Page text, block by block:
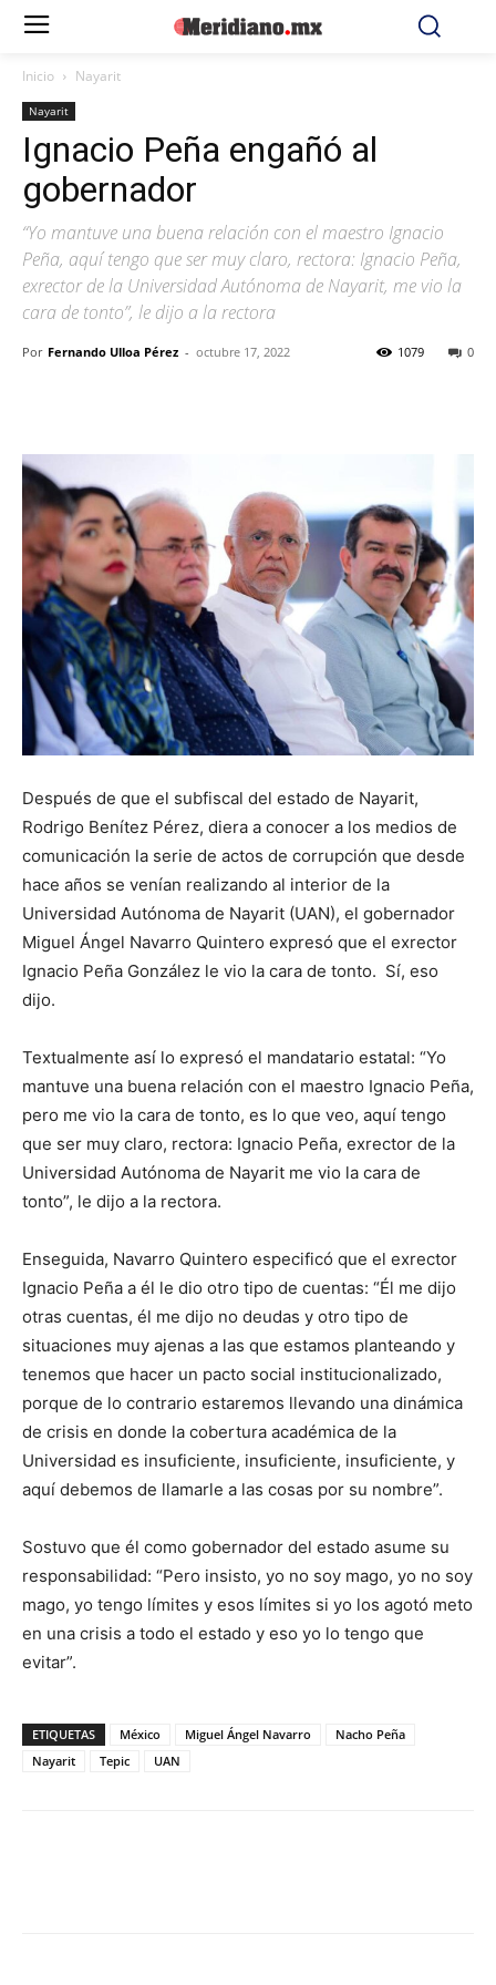
Inicio Nayarit
Nayarit
Ignacio Peña engañó al
gobernador
“Yo mantuve una buena relación con el maestro Ignacio
Peña, aquí tengo que ser muy claro, rectora: Ignacio Peña,
exrector de la Universidad Autónoma de Nayarit, me vio la
cara de tonto”, le dijo a la rectora
Por Fernando Ulloa Pérez - octubre 17, 2022 0
1079
Después de que el subfiscal del estado de Nayarit,
Rodrigo Benítez Pérez, diera a conocer a los medios de
comunicación la serie de actos de corrupción que desde
hace años se venían realizando al interior de la
Universidad Autónoma de Nayarit (UAN), el gobernador
Miguel Ángel Navarro Quintero expresó que el exrector
Ignacio Peña González le vio la cara de tonto. Sí, eso
dijo.
Textualmente así lo expresó el mandatario estatal: “Yo
mantuve una buena relación con el maestro Ignacio Peña,
pero me vio la cara de tonto, es lo que veo, aquí tengo
que ser muy claro, rectora: Ignacio Peña, exrector de la
Universidad Autónoma de Nayarit me vio la cara de
tonto”, le dijo a la rectora.
Enseguida, Navarro Quintero especificó que el exrector
Ignacio Peña a él le dio otro tipo de cuentas: “Él me dijo
otras cuentas, él me dijo no deudas y otro tipo de
situaciones muy ajenas a las que estamos planteando y
tenemos que hacer un pacto social institucionalizado,
porque de lo contrario estaremos llevando una dinámica
de crisis en donde la cobertura académica de la
Universidad es insuficiente, insuficiente, insuficiente, y
aquí debemos de llamarle a las cosas por su nombre”.
Sostuvo que él como gobernador del estado asume su
responsabilidad: “Pero insisto, yo no soy mago, yo no soy
mago, yo tengo límites y esos límites si yo los agotó meto
en una crisis a todo el estado y eso yo lo tengo que
evitar”.
ETIQUETAS México Miguel Ángel Navarro
Nacho Peña
Nayarit
Tepic UAN